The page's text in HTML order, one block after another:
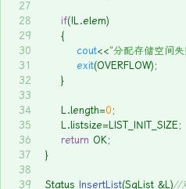
27
28
29
30
31
32
33
34
35
36
37
38
39
if(!L.elem)
	{
cout<<"分配存储空间
exit(OVERFLOW);
	}
	L.length=
0 ;
	L.listsize=LIST_INIT_SIZE;
return OK;
}
Status InsertList(SqList &L)//